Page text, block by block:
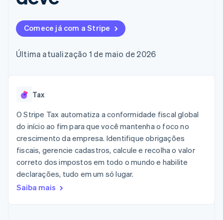
flexíveis de IU
pagamento
Acesso a mais
de 125
Pagamentos
Authorization
Otimizações
Link
Checkout
acelerado
Financial
Connections
Dados de
contas
vinculadas
contábil
Stripe Sigma
Relatórios
Data Pipeline
de dados
Plataformas
SaaS
Por setor
Hospitalidade, viagens
e lazer
Seguros
Mídia e entretenimento
Organizações sem fins
Setor público
uso
Emita cartões
stablecoins
Provisione e gerencie
Recursos
Integrações de
aplicativos
Exemplos de códigos
desenvolvedores
Status da API
produto
Conferência anual das
Carreiras
Sala de imprensa
Fale com a equipe de
vendas
Seja um parceiro
Comece já com a Stripe
Última atualização 1 de maio de 2026
Tax
O Stripe Tax automatiza a conformidade fiscal global
do início ao fim para que você mantenha o foco no
crescimento da empresa. Identifique obrigações
fiscais, gerencie cadastros, calcule e recolha o valor
correto dos impostos em todo o mundo e habilite
declarações, tudo em um só lugar.
Saiba mais